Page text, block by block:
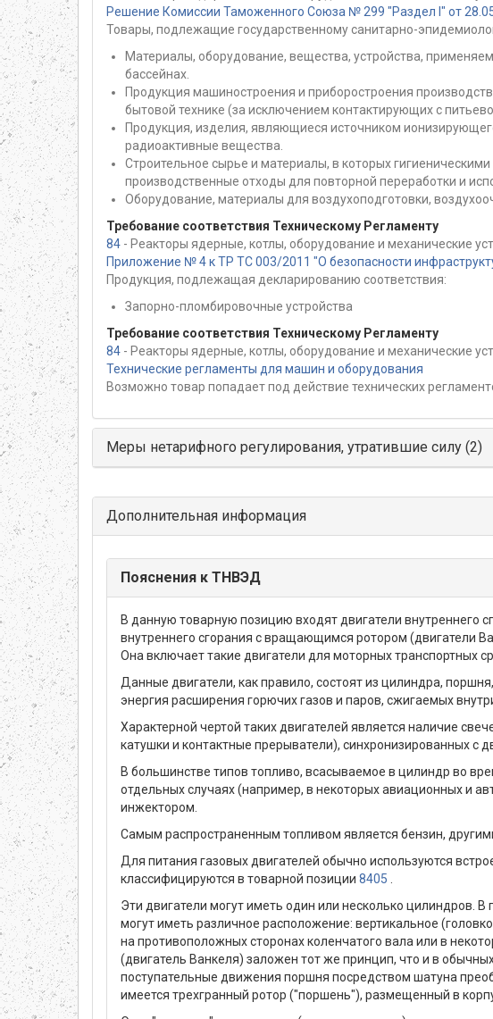
Решение Комиссии Таможенного Союза № 299 "Раздел I" от
Товары, подлежащие государственному санитарно-
Материалы, оборудование, вещества, устройства,
бассейнах.
Продукция машиностроения и приборостроения
бытовой технике (за исключением контактирующих с
Продукция, изделия, являющиеся источником
радиоактивные вещества.
Строительное сырье и материалы, в которых
производственные отходы для повторной переработки и
Оборудование, материалы для воздухоподготовки,
Требование соответствия Техническому Регламенту
84 - Реакторы ядерные, котлы, оборудование и механические
Приложение № 4 к ТР ТС 003/2011 "О безопасности
Продукция, подлежащая декларированию соответствия:
Запорно-пломбировочные устройства
Требование соответствия Техническому Регламенту
84 - Реакторы ядерные, котлы, оборудование и механические
Технические регламенты для машин и оборудования
Возможно товар попадает под действие технических
Меры нетарифного регулирования, утратившие силу (2)
Дополнительная информация
Пояснения к ТНВЭД
В данную товарную позицию входят двигатели внутреннего
внутреннего сгорания с вращающимся ротором (двигатели
Она включает такие двигатели для моторных транспортных
Данные двигатели, как правило, состоят из цилиндра,
энергия расширения горючих газов и паров, сжигаемых
Характерной чертой таких двигателей является наличие
катушки и контактные прерыватели), синхронизированных с
В большинстве типов топливо, всасываемое в цилиндр во
отдельных случаях (например, в некоторых авиационных и
инжектором.
Самым распространенным топливом является бензин,
Для питания газовых двигателей обычно используются
классифицируются в товарной позиции 8405
Эти двигатели могут иметь один или несколько цилиндров.
могут иметь различное расположение: вертикальное
на противоположных сторонах коленчатого вала или в
(двигатель Ванкеля) заложен тот же принцип, что и в
поступательные движения поршня посредством шатуна
имеется трехгранный ротор ("поршень"), размещенный в